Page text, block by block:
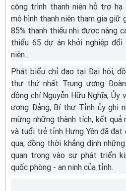
công trình thanh niên hỗ trợ hạ
mô hình thanh niên tham gia
85% thanh thiếu nhi được nâng
thiểu 65 dự án khởi nghiệp
niên…
Phát biểu chỉ đạo tại Đại hội,
thư thứ nhất Trung ương
đồng chí Nguyễn Hữu Nghĩa, Ủy
ương Đảng, Bí thư Tỉnh ủy ghi
mừng những thành tích, kết
và tuổi trẻ tỉnh Hưng Yên đã
qua; đồng thời khẳng định
quan trọng vào sự phát triển
quốc phòng - an ninh của tỉnh.